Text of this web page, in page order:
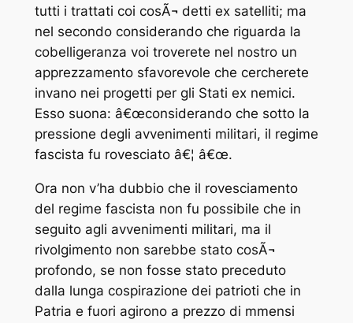
tutti i trattati coi cosÃ¬ detti ex satelliti; ma
nel secondo considerando che riguarda la
cobelligeranza voi troverete nel nostro un
apprezzamento sfavorevole che cercherete
invano nei progetti per gli Stati ex nemici.
Esso suona: â€œconsiderando che sotto la
pressione degli avvenimenti militari, il regime
fascista fu rovesciato â€¦ â€œ.
Ora non v’ha dubbio che il rovesciamento
del regime fascista non fu possibile che in
seguito agli avvenimenti militari, ma il
rivolgimento non sarebbe stato cosÃ¬
profondo, se non fosse stato preceduto
dalla lunga cospirazione dei patrioti che in
Patria e fuori agirono a prezzo di mmensi